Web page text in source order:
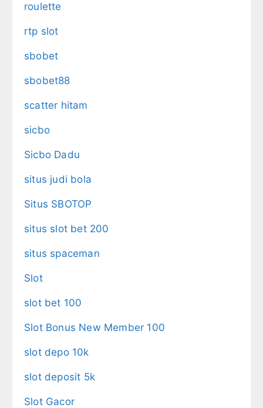
roulette
rtp slot
sbobet
sbobet88
scatter hitam
sicbo
Sicbo Dadu
situs judi bola
Situs SBOTOP
situs slot bet 200
situs spaceman
Slot
slot bet 100
Slot Bonus New Member 100
slot depo 10k
slot deposit 5k
Slot Gacor